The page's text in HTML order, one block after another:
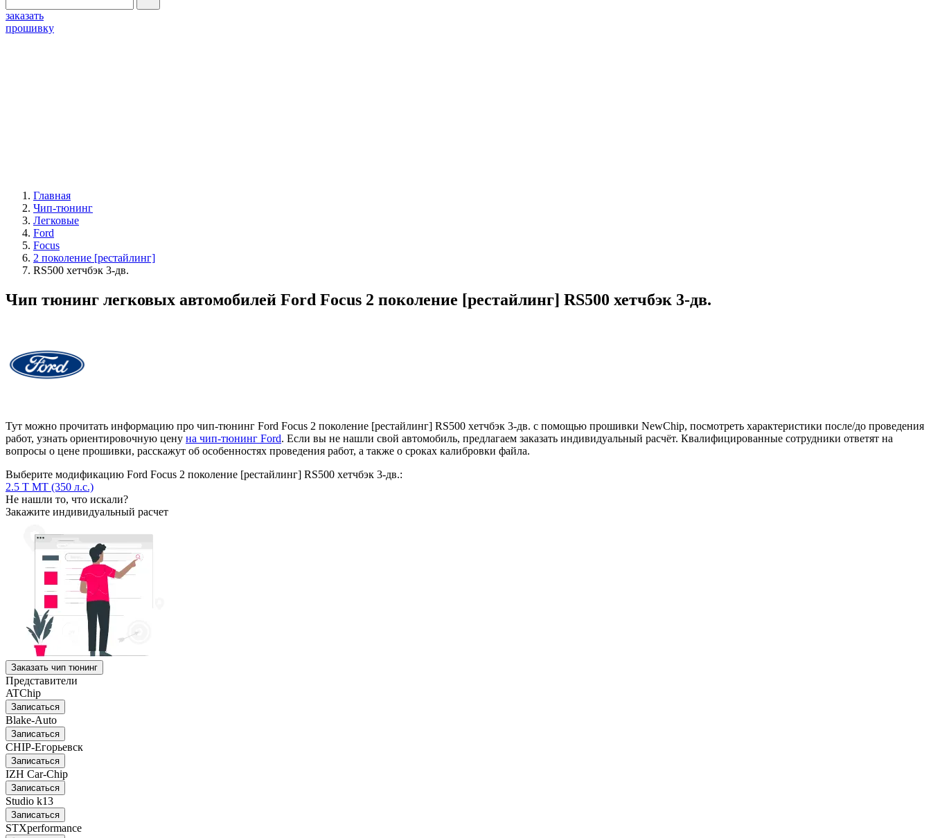
заказать
прошивку
Главная
Чип-тюнинг
Легковые
Ford
Focus
2 поколение [рестайлинг]
RS500 хетчбэк 3-дв.
Чип тюнинг легковых автомобилей Ford Focus 2 поколение [рестайлинг] RS500 хетчбэк 3-дв.
Тут можно прочитать информацию про чип-тюнинг Ford Focus 2 поколение [рестайлинг] RS500 хетчбэк 3-дв. с помощью прошивки NewChip, посмотреть характеристики после/до проведения
работ, узнать ориентировочную цену на чип-тюнинг Ford. Если вы не нашли свой автомобиль, предлагаем заказать индивидуальный расчёт. Квалифицированные сотрудники ответят на
вопросы о цене прошивки, расскажут об особенностях проведения работ, а также о сроках калибровки файла.
Выберите модификацию Ford Focus 2 поколение [рестайлинг] RS500 хетчбэк 3-дв.:
2.5 T MT (350 л.с.)
Не нашли то, что искали?
Закажите индивидуальный расчет
Заказать чип тюнинг
Представители
ATChip
Записаться
Blake-Auto
Записаться
CHIP-Егорьевск
Записаться
IZH Car-Chip
Записаться
Studio k13
Записаться
STXperformance